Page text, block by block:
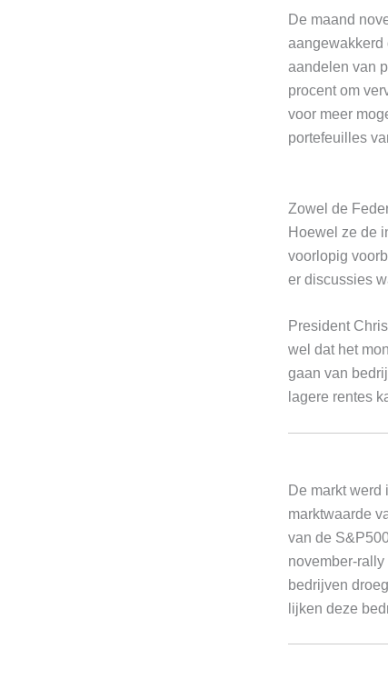
De maand
aangewakkerd
aandelen van
procent om
voor meer
portefeuilles
Zowel de
Hoewel ze de
voorlopig
er discussies
President
wel dat het
gaan van
lagere rentes
De markt werd
marktwaarde
van de
november-
bedrijven
lijken deze